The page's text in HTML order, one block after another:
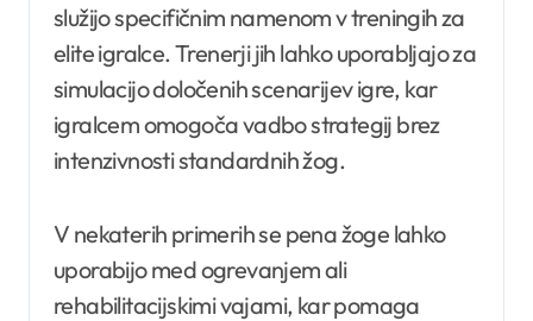
služijo specifičnim namenom v treningih za
elite igralce. Trenerji jih lahko uporabljajo za
simulacijo določenih scenarijev igre, kar
igralcem omogoča vadbo strategij brez
intenzivnosti standardnih žog.
V nekaterih primerih se pena žoge lahko
uporabijo med ogrevanjem ali
rehabilitacijskimi vajami, kar pomaga